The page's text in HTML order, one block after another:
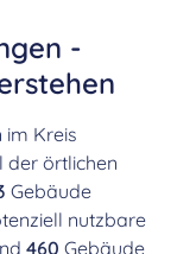
-
im Kreis
der örtlichen
Gebäude
nutzbare
460 Gebäude